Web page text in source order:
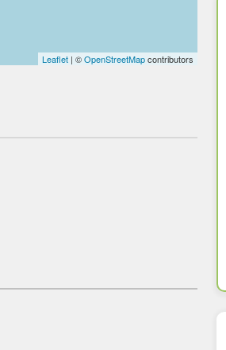
Leaflet| ©OpenStreetMapcontributors